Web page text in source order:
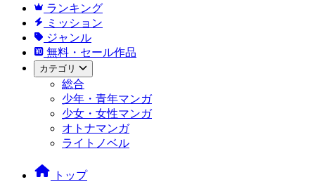
ランキング
ミッション
ジャンル
無料・セール作品
カテゴリ
総合
少年・青年マンガ
少女・女性マンガ
オトナマンガ
ライトノベル
トップ